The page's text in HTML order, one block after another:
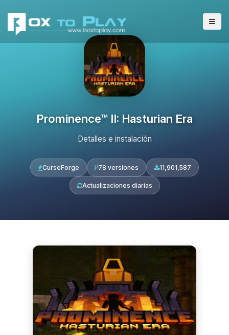
Prominence™ II: Hasturian Era
Detalles e instalación
CurseForge 78 versiones 11,901,587
Actualizaciones diarias